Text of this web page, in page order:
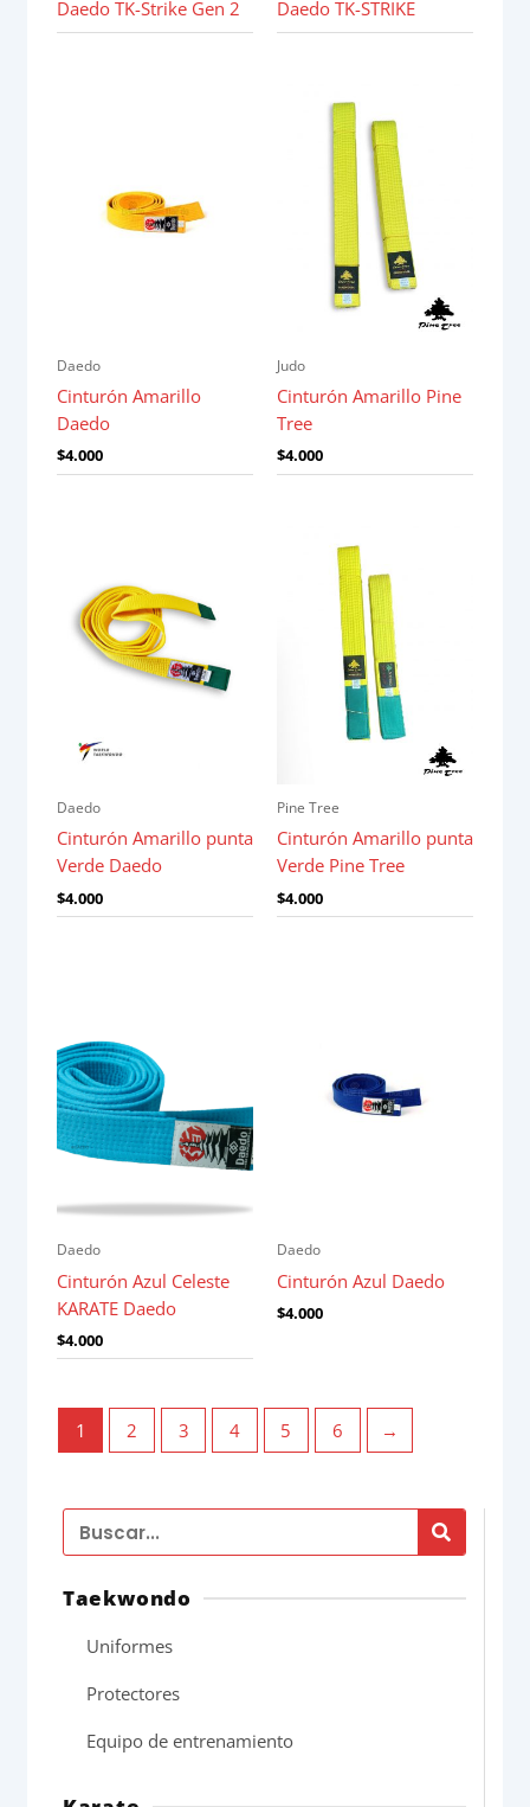
Search
Taekwondo
Uniformes
Protectores
Equipo de entrenamiento
Daedo TK-Strike Gen 2 Daedo TK-STRIKE
Daedo
Cinturón Amarillo
Daedo
$4.000
Judo
Cinturón Amarillo Pine
Tree
$4.000
Daedo
Cinturón Amarillo punta
Verde Daedo
$4.000
Pine Tree
Cinturón Amarillo punta
Verde Pine Tree
$4.000
Daedo
Cinturón Azul Celeste
KARATE Daedo
$4.000
Daedo
Cinturón Azul Daedo
$4.000
1 2 3 4 5 6 →